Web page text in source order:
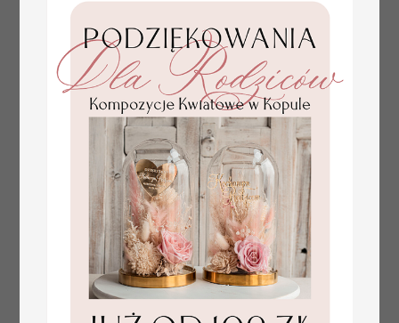
plan stołów
weselnych
usadzenie gości na
Promocja:
100 PLN
/ 125.00 PLN